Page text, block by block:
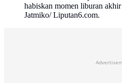
habiskan momen liburan
Jatmiko/ Liputan6.com.